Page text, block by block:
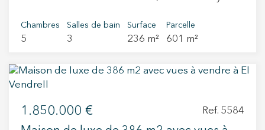
Dorada. Avec une disposition généreuse et des
finitions de haute qualité, cette propriété est
confort et intimité. En entrant dans la maison, un
couloir nous accueille dans une chambre
fenêtres et une salle de bain complète
desservant tout l'étage. Ensuite, nous trouvons
Chambres
5
Salles de bain
3
Surface
236 m²
Parcelle
601 m²
1.850.000 € Ref. 5584